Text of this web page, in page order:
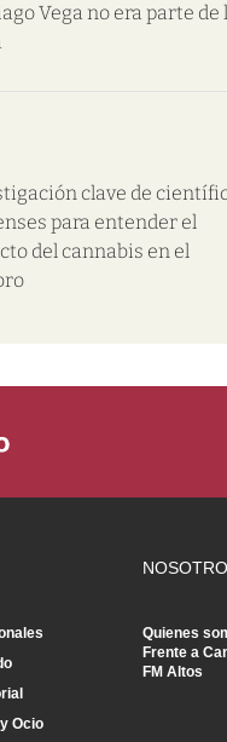
Vega no era parte de
clave de
para entender el
del cannabis en el
Ocio
Quienes
Frente a
FM Altos